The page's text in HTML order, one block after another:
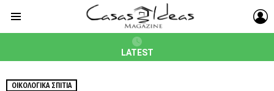
LATEST
ΟΙΚΟΛΟΓΙΚΆ ΣΠΊΤΙΑ